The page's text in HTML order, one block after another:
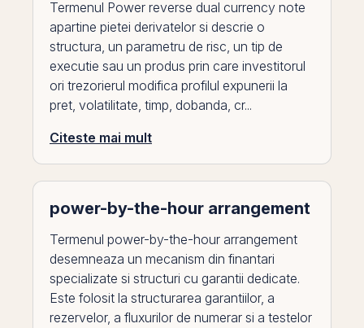
Termenul Power reverse dual currency note
apartine pietei derivatelor si descrie o
structura, un parametru de risc, un tip de
executie sau un produs prin care investitorul
ori trezorierul modifica profilul expunerii la
pret, volatilitate, timp, dobanda, cr...
Citeste mai mult
power-by-the-hour arrangement
Termenul power-by-the-hour arrangement
desemneaza un mecanism din finantari
specializate si structuri cu garantii dedicate.
Este folosit la structurarea garantiilor, a
rezervelor, a fluxurilor de numerar si a testelor